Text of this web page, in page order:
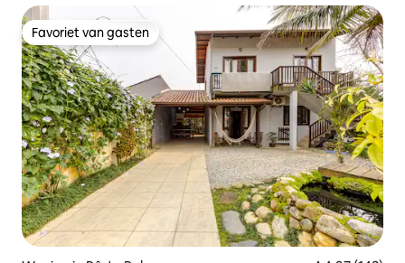
Favoriet van gasten
Favoriet van gasten